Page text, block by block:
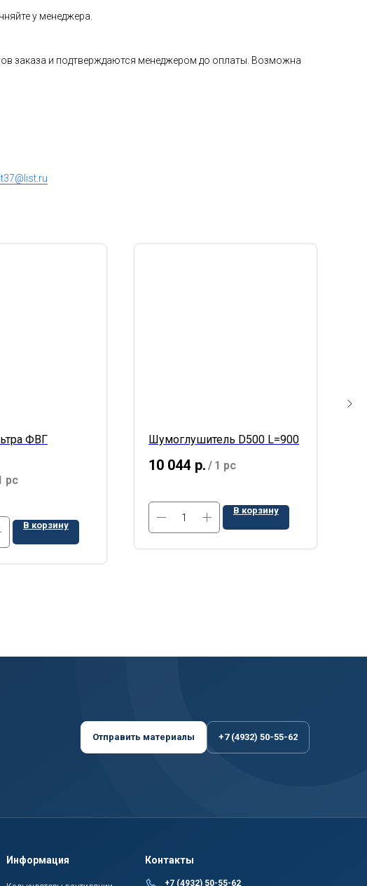
у менеджера.
заказа и подтверждаются менеджером до оплаты. Возможна
ФВГ
pc
В корзину
Шумоглушитель D500 L=900
10 044 р. / 1 pc
В корзину
Отправить материалы +7 (4932) 50-55-62
Информация Контакты
+7 (4932) 50-55-62